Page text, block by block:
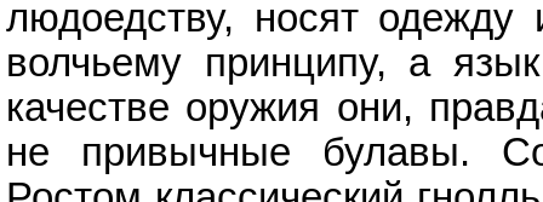
людоедству, носят
волчьему принципу, а
качестве оружия они,
не привычные булавы.